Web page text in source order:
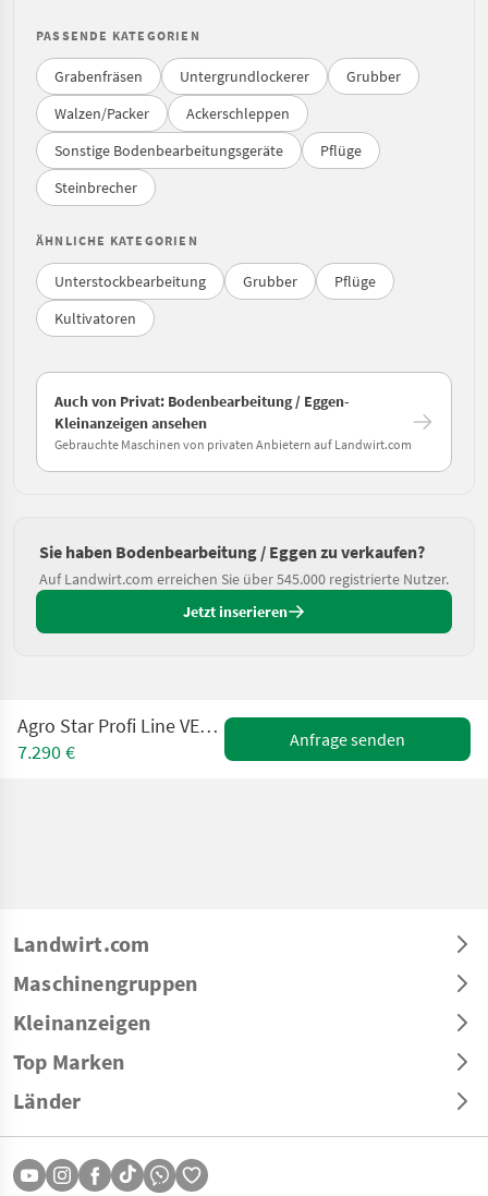
PASSENDE KATEGORIEN
Grabenfräsen Untergrundlockerer
Grubber
Walzen/Packer
Ackerschleppen
Sonstige Bodenbearbeitungsgeräte
Pflüge
Steinbrecher
ÄHNLICHE KATEGORIEN
Unterstockbearbeitung Grubber
Pflüge
Kultivatoren
Auch von Privat: Bodenbearbeitung / Eggen-
Kleinanzeigen ansehen
Gebrauchte Maschinen von privaten Anbietern auf Landwirt.com
Sie haben Bodenbearbeitung / Eggen zu verkaufen?
Auf Landwirt.com erreichen Sie über 545.000 registrierte Nutzer.
Jetzt inserieren
Agro Star Profi Line VEGA - Kurzscheibenegge 3m
7.290 €
Anfrage senden
Landwirt.com
Maschinengruppen
Kleinanzeigen
Top Marken
Länder